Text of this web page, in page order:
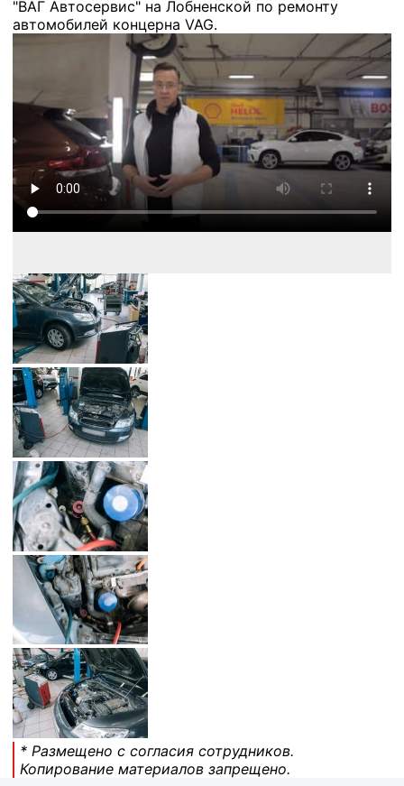
"ВАГ Автосервис" на Лобненской по ремонту
автомобилей концерна VAG.
* Размещено с согласия сотрудников.
Копирование материалов запрещено.